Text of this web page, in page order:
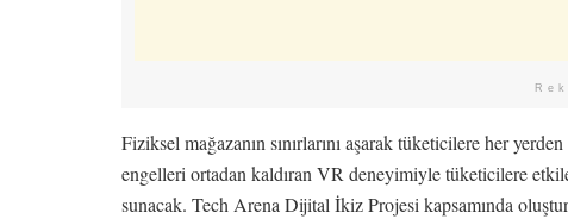
Fiziksel mağazanın sınırlarını aşarak tüketicilere her
engelleri ortadan kaldıran VR deneyimiyle tüketicilere
sunacak. Tech Arena Dijital İkiz Projesi kapsamında